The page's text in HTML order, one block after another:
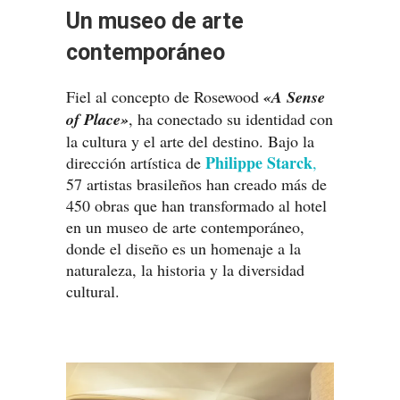
Un museo de arte
contemporáneo
Fiel al concepto de Rosewood «A Sense
of Place», ha conectado su identidad con
la cultura y el arte del destino. Bajo la
dirección artística de Philippe Starck,
57 artistas brasileños han creado más de
450 obras que han transformado al hotel
en un museo de arte contemporáneo,
donde el diseño es un homenaje a la
naturaleza, la historia y la diversidad
cultural.